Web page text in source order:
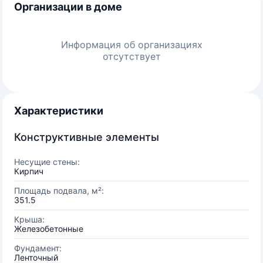
Организации в доме
Информация об организациях
отсутствует
Характеристики
Конструктивные элементы
Несущие стены:
Кирпич
Площадь подвала, м²:
351.5
Крыша:
Железобетонные
Фундамент:
Ленточный